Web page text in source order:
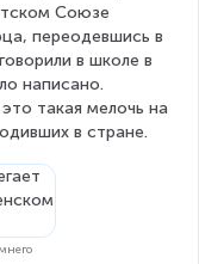
Союзе
переодевшись в
в школе в
написано.
такая мелочь на
в стране.